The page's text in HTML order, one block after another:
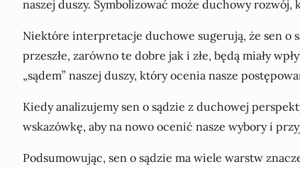
naszej duszy. Symbolizować może duchowy
Niektóre interpretacje duchowe sugerują, że sen o
przeszłe, zarówno te dobre jak i złe, będą miały
„sądem” naszej duszy, który ocenia nasze
Kiedy analizujemy sen o sądzie z duchowej
wskazówkę, aby na nowo ocenić nasze wybory i
Podsumowując, sen o sądzie ma wiele warstw